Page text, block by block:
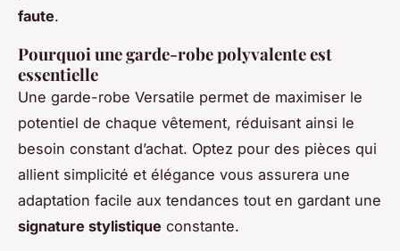
faute.
Pourquoi une garde-robe polyvalente est
essentielle
Une garde-robe Versatile permet de maximiser le
potentiel de chaque vêtement, réduisant ainsi le
besoin constant d’achat. Optez pour des pièces qui
allient simplicité et élégance vous assurera une
adaptation facile aux tendances tout en gardant une
signature stylistique constante.